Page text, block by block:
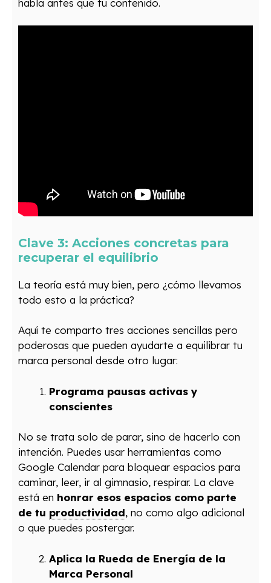
Clave 3: Acciones concretas para
recuperar el equilibrio
La teoría está muy bien, pero ¿cómo llevamos
todo esto a la práctica?
Aquí te comparto tres acciones sencillas pero
poderosas que pueden ayudarte a equilibrar tu
marca personal desde otro lugar:
Programa pausas activas y
conscientes
No se trata solo de parar, sino de hacerlo con
intención. Puedes usar herramientas como
Google Calendar para bloquear espacios para
caminar, leer, ir al gimnasio, respirar. La clave
está en honrar esos espacios como parte
de tu productividad, no como algo adicional
o que puedes postergar.
Aplica la Rueda de Energía de la
Marca Personal